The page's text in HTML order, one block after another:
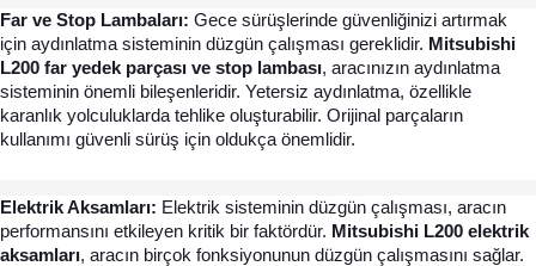
Far ve Stop Lambaları: Gece sürüşlerinde güvenliğinizi artırmak
için aydınlatma sisteminin düzgün çalışması gereklidir. Mitsubishi
L200 far yedek parçası ve stop lambası, aracınızın aydınlatma
sisteminin önemli bileşenleridir. Yetersiz aydınlatma, özellikle
karanlık yolculuklarda tehlike oluşturabilir. Orijinal parçaların
kullanımı güvenli sürüş için oldukça önemlidir.
Elektrik Aksamları: Elektrik sisteminin düzgün çalışması, aracın
performansını etkileyen kritik bir faktördür. Mitsubishi L200 elektrik
aksamları